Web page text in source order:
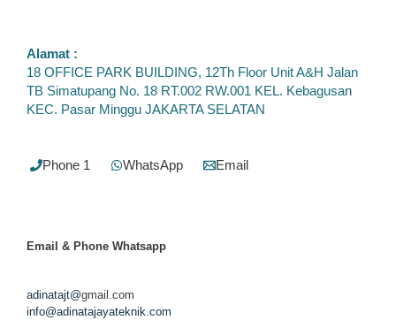
Alamat :
18 OFFICE PARK BUILDING, 12Th Floor Unit A&H Jalan
TB Simatupang No. 18 RT.002 RW.001 KEL. Kebagusan
KEC. Pasar Minggu JAKARTA SELATAN
Phone 1 WhatsApp Email
Email & Phone Whatsapp
adinatajt@gmail.com
info@adinatajayateknik.com